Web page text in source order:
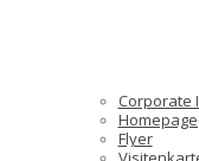
Corporate
Flyer